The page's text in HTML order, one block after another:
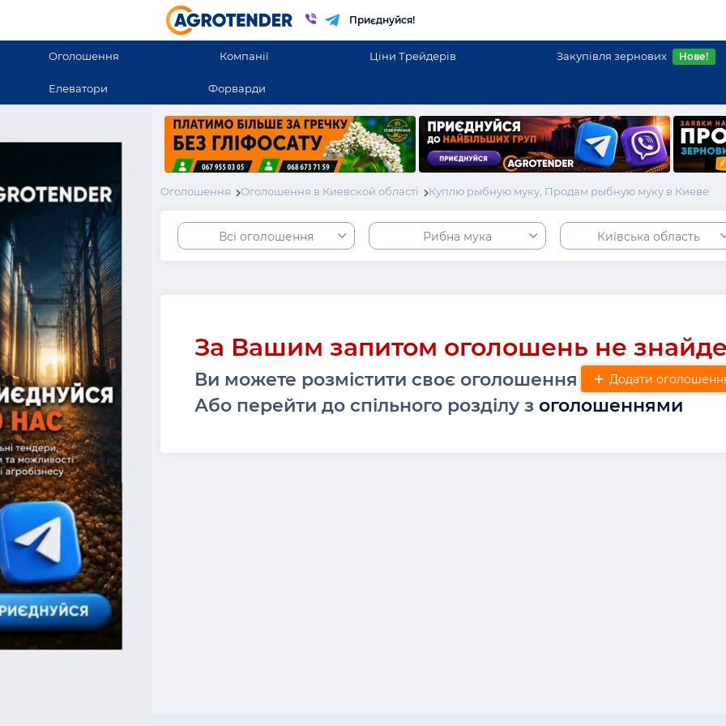
Приєднуйся!
Оголошення Компанії Ціни Трейдерів Закупівля зернових Нове!
Елеватори Форварди
Оголошення Оголошення в Киевской області Куплю рыбную муку, Продам рыбную муку в Киеве
Всі оголошення Рибна мука Київська область
За Вашим запитом оголошень не
Ви можете розмістити своє оголошення Додати
Або перейти до спільного розділу з оголошеннями